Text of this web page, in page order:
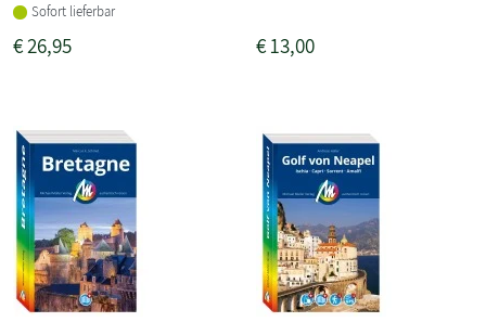
Sofort lieferbar
€26,95 €13,00